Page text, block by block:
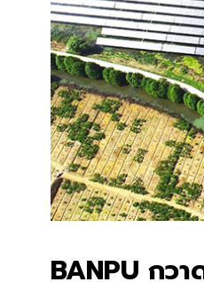
BANPU กว